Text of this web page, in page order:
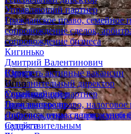
Управляющий партнер
Гражданское право, семейное
сопровождение сделок,
сопровождение бизнеса
Кигинько
Дмитрий Валентинович
Юрист
Исполнительный директор
Управляющий партнер
Гражданское право,
сопровождение сделок,
Супряга
Смотреть активные вакансии
Опыт
Семейный спор
Дело выиграно
Добились отказа в признании
недействительным